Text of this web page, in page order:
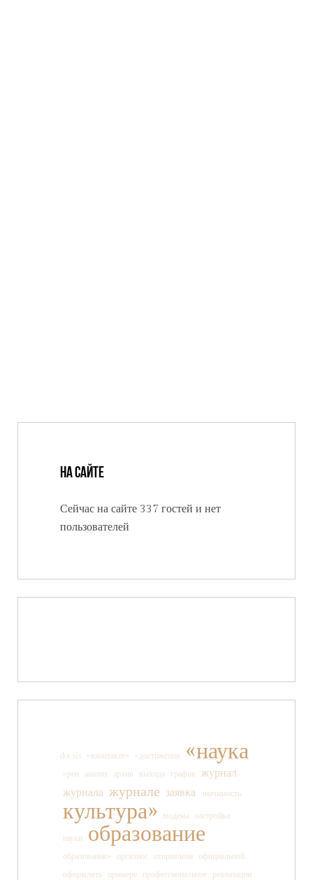
На сайте
Сейчас на сайте 337 гостей и нет
пользователей
docsis «вконтакте» «достижения «наука
«рен анализ архив выхода график
журнал
журнала журнале заявка значимость
культура» модема настройка
науки образование
образования» оргвзнос отправлена
официальной
оформлять
примере профессиональное
реализации